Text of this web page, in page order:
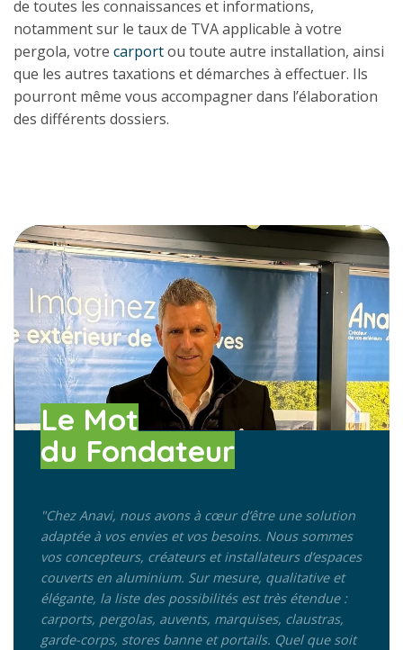
de toutes les connaissances et informations,
notamment sur le taux de TVA applicable à votre
pergola, votre carportou toute autre installation, ainsi
que les autres taxations et démarches à effectuer. Ils
pourront même vous accompagner dans l’élaboration
des différents dossiers.
Le Mot
du Fondateur
"Chez Anavi, nous avons à cœur d’être une solution
adaptée à vos envies et vos besoins. Nous sommes
vos concepteurs, créateurs et installateurs d’espaces
couverts en aluminium. Sur mesure, qualitative et
élégante, la liste des possibilités est très étendue :
carports, pergolas, auvents, marquises, claustras,
garde-corps, stores banne et portails. Quel que soit